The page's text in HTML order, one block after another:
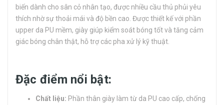
biến dành cho sân cỏ nhân tạo, được nhiều cầu thủ phủi yêu
thích nhờ sự thoải mái và độ bền cao. Được thiết kế với phần
upper da PU mềm, giày giúp kiểm soát bóng tốt và tăng cảm
giác bóng chân thật, hỗ trợ các pha xử lý kỹ thuật.
Đặc điểm nổi bật:
Chất liệu: Phần thân giày làm từ da PU cao cấp, chống